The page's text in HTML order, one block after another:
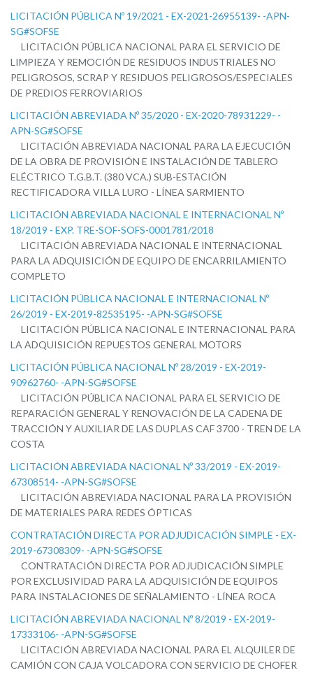
LICITACIÓN PÚBLICA Nº 19/2021 - EX-2021-26955139- -APN-
SG#SOFSE
LICITACIÓN PÚBLICA NACIONAL PARA EL SERVICIO DE
LIMPIEZA Y REMOCIÓN DE RESIDUOS INDUSTRIALES NO
PELIGROSOS, SCRAP Y RESIDUOS PELIGROSOS/ESPECIALES
DE PREDIOS FERROVIARIOS
LICITACIÓN ABREVIADA Nº 35/2020 - EX-2020-78931229- -
APN-SG#SOFSE
LICITACIÓN ABREVIADA NACIONAL PARA LA EJECUCIÓN
DE LA OBRA DE PROVISIÓN E INSTALACIÓN DE TABLERO
ELÉCTRICO T.G.B.T. (380 VCA.) SUB-ESTACIÓN
RECTIFICADORA VILLA LURO - LÍNEA SARMIENTO
LICITACIÓN ABREVIADA NACIONAL E INTERNACIONAL Nº
18/2019 - EXP. TRE-SOF-SOFS-0001781/2018
LICITACIÓN ABREVIADA NACIONAL E INTERNACIONAL
PARA LA ADQUISICIÓN DE EQUIPO DE ENCARRILAMIENTO
COMPLETO
LICITACIÓN PÚBLICA NACIONAL E INTERNACIONAL Nº
26/2019 - EX-2019-82535195- -APN-SG#SOFSE
LICITACIÓN PÚBLICA NACIONAL E INTERNACIONAL PARA
LA ADQUISICIÓN REPUESTOS GENERAL MOTORS
LICITACIÓN PÚBLICA NACIONAL Nº 28/2019 - EX-2019-
90962760- -APN-SG#SOFSE
LICITACIÓN PÚBLICA NACIONAL PARA EL SERVICIO DE
REPARACIÓN GENERAL Y RENOVACIÓN DE LA CADENA DE
TRACCIÓN Y AUXILIAR DE LAS DUPLAS CAF 3700 - TREN DE LA
COSTA
LICITACIÓN ABREVIADA NACIONAL Nº 33/2019 - EX-2019-
67308514- -APN-SG#SOFSE
LICITACIÓN ABREVIADA NACIONAL PARA LA PROVISIÓN
DE MATERIALES PARA REDES ÓPTICAS
CONTRATACIÓN DIRECTA POR ADJUDICACIÓN SIMPLE - EX-
2019-67308309- -APN-SG#SOFSE
CONTRATACIÓN DIRECTA POR ADJUDICACIÓN SIMPLE
POR EXCLUSIVIDAD PARA LA ADQUISICIÓN DE EQUIPOS
PARA INSTALACIONES DE SEÑALAMIENTO - LÍNEA ROCA
LICITACIÓN ABREVIADA NACIONAL Nº 8/2019 - EX-2019-
17333106- -APN-SG#SOFSE
LICITACIÓN ABREVIADA NACIONAL PARA EL ALQUILER DE
CAMIÓN CON CAJA VOLCADORA CON SERVICIO DE CHOFER